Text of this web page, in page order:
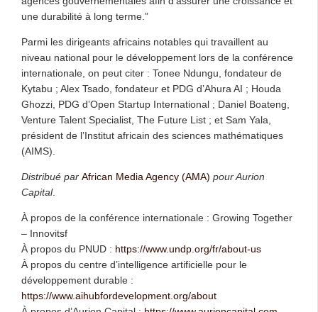
une durabilité à long terme.”
Parmi les dirigeants africains notables qui travaillent au
niveau national pour le développement lors de la conférence
internationale, on peut citer : Tonee Ndungu, fondateur de
Kytabu ; Alex Tsado, fondateur et PDG d’Ahura AI ; Houda
Ghozzi, PDG d’Open Startup International ; Daniel Boateng,
Venture Talent Specialist, The Future List ; et Sam Yala,
président de l’Institut africain des sciences mathématiques
(AIMS).
Distribué par African Media Agency (AMA) pour Aurion
Capital.
À propos de la conférence internationale : Growing Together
– Innovitsf
À propos du PNUD : https://www.undp.org/fr/about-us
À propos du centre d’intelligence artificielle pour le
développement durable :
https://www.aihubfordevelopment.org/about